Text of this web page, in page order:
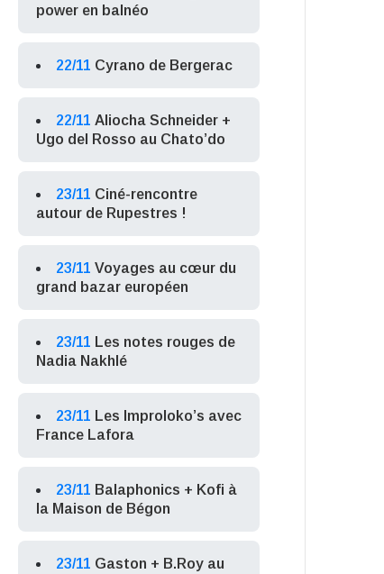
power en balnéo
22/11 Cyrano de Bergerac
22/11 Aliocha Schneider +
Ugo del Rosso au Chato’do
23/11 Ciné-rencontre
autour de Rupestres !
23/11 Voyages au cœur du
grand bazar européen
23/11 Les notes rouges de
Nadia Nakhlé
23/11 Les Improloko’s avec
France Lafora
23/11 Balaphonics + Kofi à
la Maison de Bégon
23/11 Gaston + B.Roy au